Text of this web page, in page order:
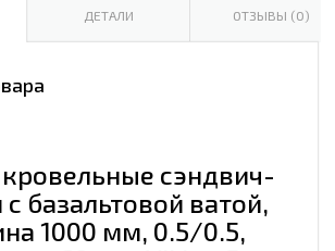
ДЕТАЛИ ОТЗЫВЫ (0)
сэндвич-
с базальтовой ватой,
1000 мм, 0.5/0.5,